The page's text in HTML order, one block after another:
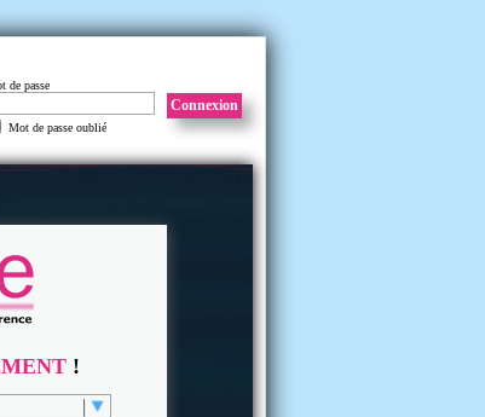
de passe
Mot de passe oublié
Connexion
!